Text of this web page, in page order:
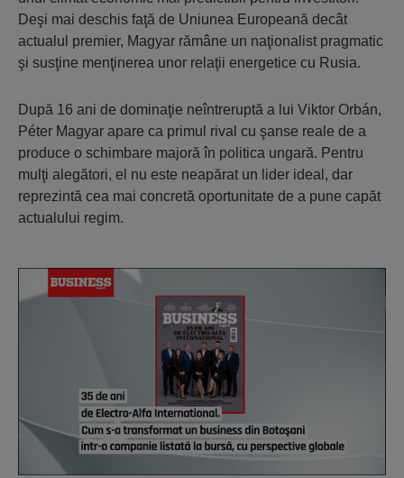
Deşi mai deschis faţă de Uniunea Europeană decât
actualul premier, Magyar rămâne un naţionalist pragmatic
şi susţine menţinerea unor relaţii energetice cu Rusia.
După 16 ani de dominaţie neîntreruptă a lui Viktor Orbán,
Péter Magyar apare ca primul rival cu şanse reale de a
produce o schimbare majoră în politica ungară. Pentru
mulţi alegători, el nu este neapărat un lider ideal, dar
reprezintă cea mai concretă oportunitate de a pune capăt
actualului regim.